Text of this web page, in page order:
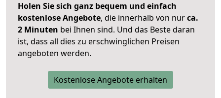
Holen Sie sich ganz bequem und einfach
kostenlose Angebote, die innerhalb von nurca.
2 Minuten bei Ihnen sind. Und das Beste daran
ist, dass all dies zu erschwinglichen Preisen
angeboten werden.
Kostenlose Angebote erhalten